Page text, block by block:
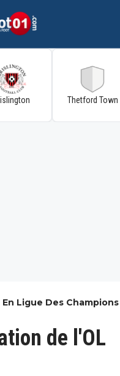
Thetford Town
Ligue Des Champions
de l'OL